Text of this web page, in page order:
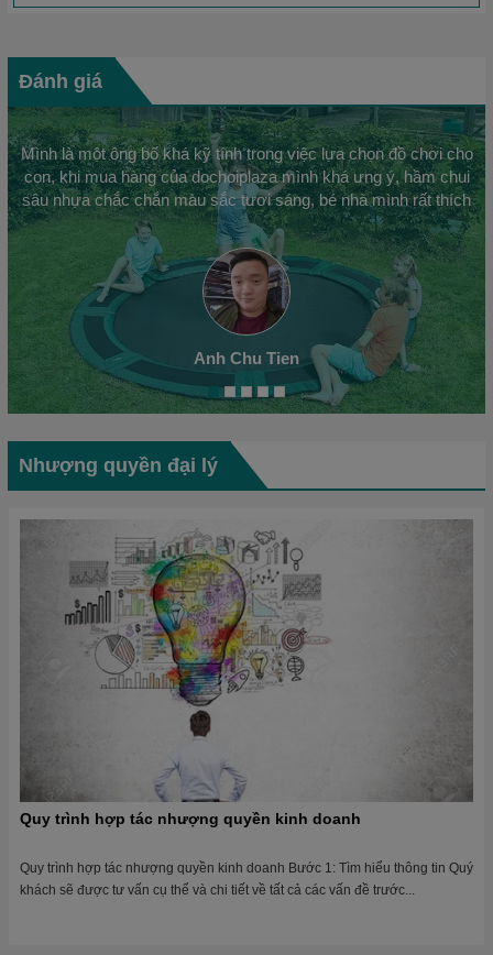
Đánh giá
Mình là một ông bố khá kỹ tính trong việc lựa chọn đồ chơi cho
con, khi mua hàng của dochoiplaza mình khá ưng ý, hầm chui
sâu nhựa chắc chắn màu sắc tươi sáng, bé nhà mình rất thích
Anh Chu Tien
Nhượng quyền đại lý
Quy trình hợp tác nhượng quyền kinh doanh
Quy trình hợp tác nhượng quyền kinh doanh Bước 1: Tìm hiểu thông tin Quý
khách sẽ được tư vấn cụ thể và chi tiết về tất cả các vấn đề trước...